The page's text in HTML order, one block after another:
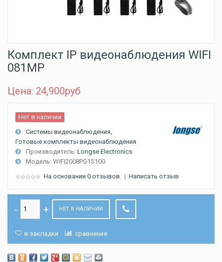
Комплект IP видеонаблюдения WIFI
081MP
Цена: 24,900руб
Нет в наличии
Системы видеонаблюдения
Готовые комплекты видеонаблюдения
Производитель: Longse Electronics
Модель: WIFI2008PG1S100
На основании 0 отзывов. | Написать отзыв
НЕТ В НАЛИЧИИ
в закладки сравнение